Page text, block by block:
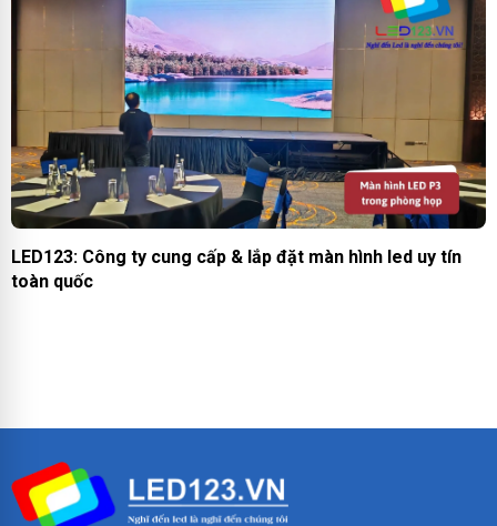
LED123: Công ty cung cấp & lắp đặt màn hình led uy tín
toàn quốc